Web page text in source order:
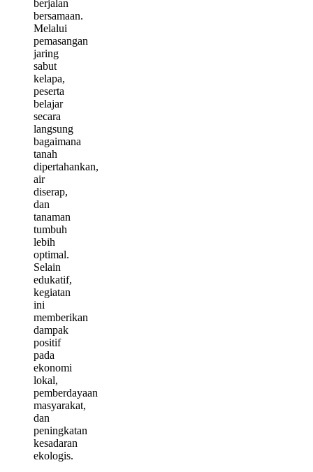
berjalan
bersamaan.
Melalui
pemasangan
jaring
sabut
kelapa,
peserta
belajar
secara
langsung
bagaimana
tanah
dipertahankan,
air
diserap,
dan
tanaman
tumbuh
lebih
optimal.
Selain
edukatif,
kegiatan
ini
memberikan
dampak
positif
pada
ekonomi
lokal,
pemberdayaan
masyarakat,
dan
peningkatan
kesadaran
ekologis.